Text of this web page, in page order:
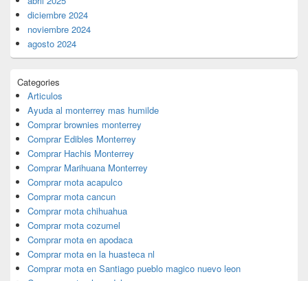
diciembre 2024
noviembre 2024
agosto 2024
Categories
Articulos
Ayuda al monterrey mas humilde
Comprar brownies monterrey
Comprar Edibles Monterrey
Comprar Hachis Monterrey
Comprar Marihuana Monterrey
Comprar mota acapulco
Comprar mota cancun
Comprar mota chihuahua
Comprar mota cozumel
Comprar mota en apodaca
Comprar mota en la huasteca nl
Comprar mota en Santiago pueblo magico nuevo leon